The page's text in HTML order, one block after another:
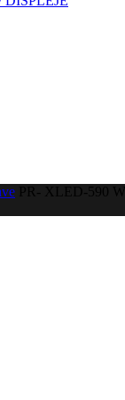
PR- XLED-590